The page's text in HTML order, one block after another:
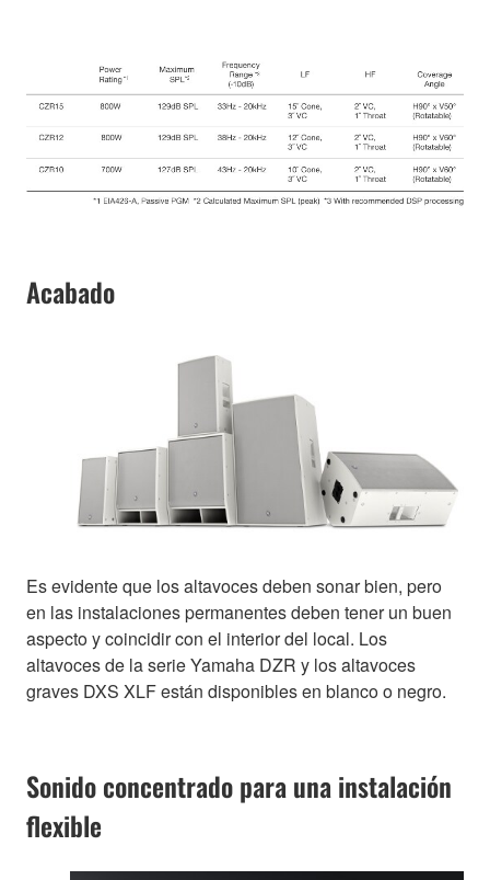
Acabado
Es evidente que los altavoces deben sonar bien, pero
en las instalaciones permanentes deben tener un buen
aspecto y coincidir con el interior del local. Los
altavoces de la serie Yamaha DZR y los altavoces
graves DXS XLF están disponibles en blanco o negro.
Sonido concentrado para una instalación
flexible